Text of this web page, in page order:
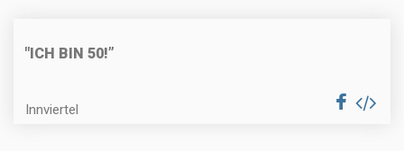
"ICH BIN 50!”
Innviertel